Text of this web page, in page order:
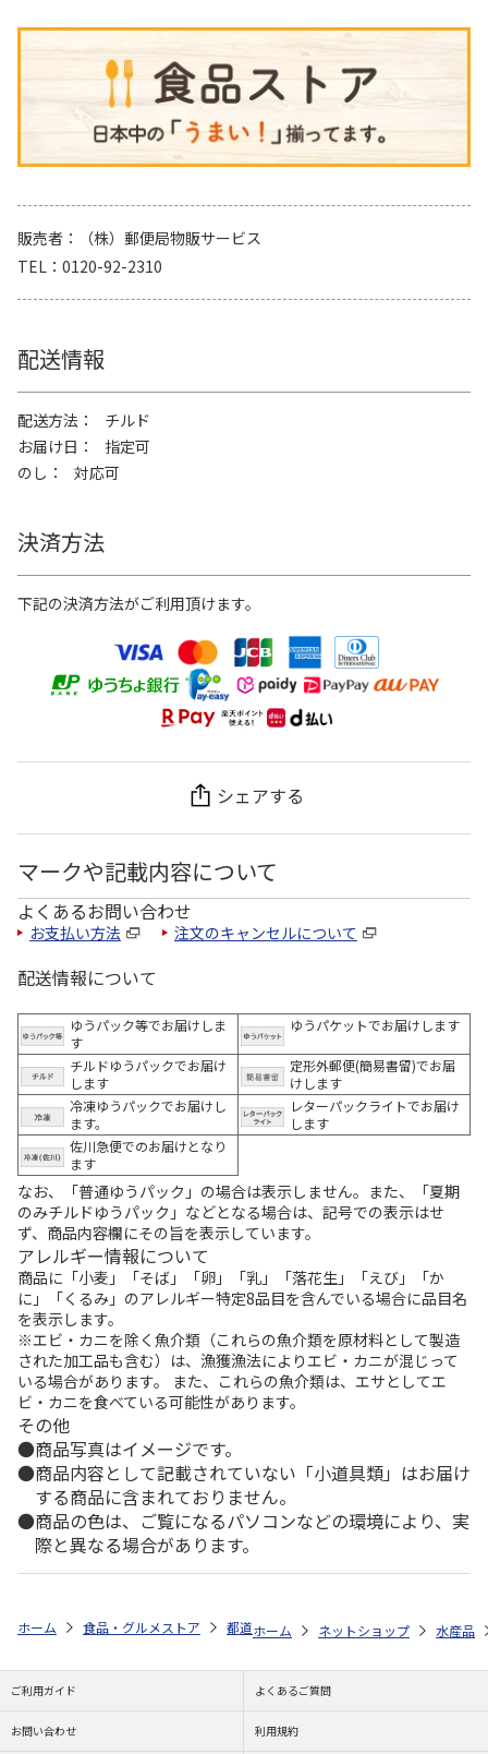
販売者
（株）郵便局物販サービス
TEL
0120-92-2310
配送情報
配送方法
チルド
お届け日
指定可
のし
対応可
決済方法
下記の決済方法がご利用頂けます。
シェアする
マークや記載内容について
よくあるお問い合わせ
お支払い方法 注文のキャンセルについて
配送情報について
ゆうパック等でお届けしま
す
ゆうパケットでお届けします
チルドゆうパックでお届け
します
定形外郵便(簡易書留)でお届
けします
冷凍ゆうパックでお届けし
ます。
レターパックライトでお届け
します
佐川急便でのお届けとなり
ます
なお、「普通ゆうパック」の場合は表示しません。また、「夏期
のみチルドゆうパック」などとなる場合は、記号での表示はせ
ず、商品内容欄にその旨を表示しています。
アレルギー情報について
商品に「小麦」「そば」「卵」「乳」「落花生」「えび」「か
に」「くるみ」のアレルギー特定8品目を含んでいる場合に品目名
を表示します。
※エビ・カニを除く魚介類（これらの魚介類を原材料として製造
された加工品も含む）は、漁獲漁法によりエビ・カニが混じって
いる場合があります。 また、これらの魚介類は、エサとしてエ
ビ・カニを食べている可能性があります。
その他
商品写真はイメージです。
商品内容として記載されていない「小道具類」はお届け
する商品に含まれておりません。
商品の色は、ご覧になるパソコンなどの環境により、実
際と異なる場合があります。
ホーム 食品・グルメストア 都道府県から探す 静岡県 浜名湖う
ホーム ネットショップ 水産品
ご利用ガイド よくあるご質問
お問い合わせ 利用規約